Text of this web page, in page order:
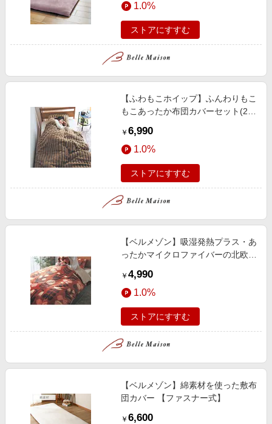
1.0%
ストアにすすむ
【ふわもこホイップ】ふんわりもこ
もこあったか布団カバーセット(2
￥ 6,990
1.0%
ストアにすすむ
【ベルメゾン】吸湿発熱プラス・あ
ったかマイクロファイバーの北欧調
￥ 4,990
1.0%
ストアにすすむ
【ベルメゾン】綿素材を使った敷布
団カバー 【ファスナー式】
￥ 6,600